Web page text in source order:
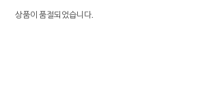
상품이 품절되었습니다.